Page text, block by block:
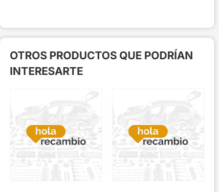
OTROS PRODUCTOS QUE PODRÍAN
INTERESARTE